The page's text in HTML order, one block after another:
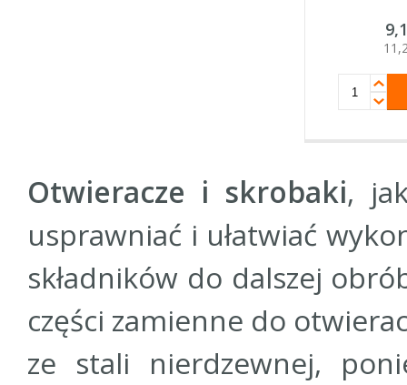
Otwieracze i skrobaki,
usprawniać i ułatwiać
składników do dalszej
części zamienne do
ze stali nierdzewnej,